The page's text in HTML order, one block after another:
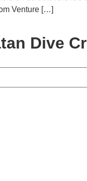
Venture […]
Dive